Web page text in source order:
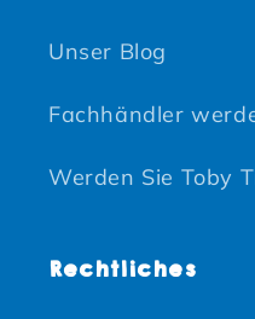
Unser Blog
Fachhändler
Werden Sie Toby
Rechtliches